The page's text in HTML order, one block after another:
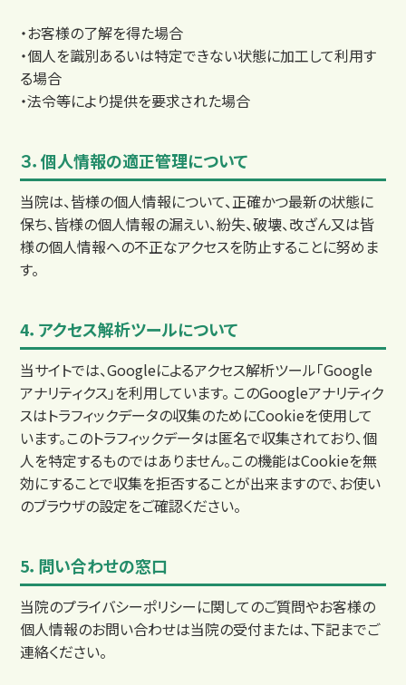
料金
・お客様の了解を得た場合
・個人を識別あるいは特定できない状態に加工して利用す
る場合
・法令等により提供を要求された場合
３．個人情報の適正管理について
当院は、皆様の個人情報について、正確かつ最新の状態に
保ち、皆様の個人情報の漏えい、紛失、破壊、改ざん又は皆
様の個人情報への不正なアクセスを防止することに努めま
す。
4．アクセス解析ツールについて
当サイトでは、Googleによるアクセス解析ツール「Google
アナリティクス」を利用しています。 このGoogleアナリティク
スはトラフィックデータの収集のためにCookieを使用して
います。このトラフィックデータは匿名で収集されており、個
人を特定するものではありません。この機能はCookieを無
効にすることで収集を拒否することが出来ますので、お使い
のブラウザの設定をご確認ください。
5．問い合わせの窓口
当院のプライバシーポリシーに関してのご質問やお客様の
個人情報のお問い合わせは当院の受付または、下記までご
連絡ください。